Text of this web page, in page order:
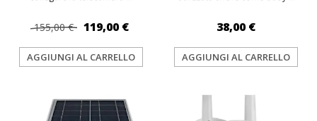
155,00 € 119,00 €
AGGIUNGI AL CARRELLO
38,00 €
AGGIUNGI AL CARRELLO